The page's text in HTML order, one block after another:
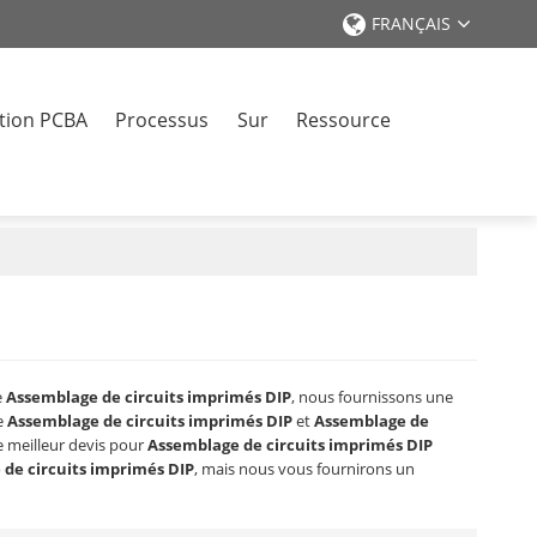
FRANÇAIS
PCBA Processus Sur
Ressource
Assemblage de circuits imprimés DIP, nous fournissons une
Assemblage de circuits imprimés DIPetAssemblage de
devis pourAssemblage de circuits imprimés DIP
de circuits imprimés DIP, mais nous vous fournirons un